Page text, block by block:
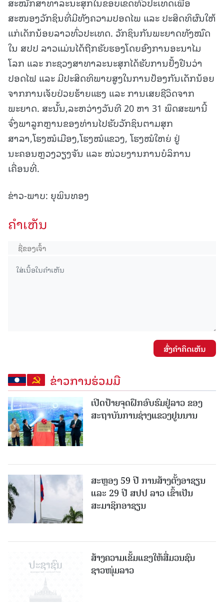
ສະໜອງວັກຊິນທີ່ມີທັງຄວາມປອດໄພ ແລະ ປະສິດທິຜົນໃຫ້
ແກ່ເດັກນ້ອຍລາວທົ່ວປະເທດ. ວັກຊິນກັນພະຍາດທັງໝົດ
ໃນ ສປປ ລາວແມ່ນໄດ້ຖືກຮັບຮອງໂດຍອົງການອະນາໄມ
ໂລກ ແລະ ກະຊວງສາທາລະນະສຸກໄດ້ຮັບການຢັ້ງຢືນວ່າ
ປອດໄຟ ແລະ ມີປະສິດທິພາບສູງໃນການປ້ອງກັນເດັກນ້ອຍ
ຈາກການເຈັບປ່ວຍຮ້າຍແຮງ ແລະ ການເສຍຊີວິດຈາກ
ພະຍາດ. ສະນັ້ນ,ລະຫວ່າງວັນທີ 20 ຫາ 31 ພຶດສະພານີ້
ຈົ່ງພາລູກຫຼານຂອງທ່ານໄປຮັບວັກຊິນຕາມສຸກ
ສາລາ,ໂຮງໝໍເມືອງ,ໂຮງໝໍແຂວງ, ໂຮງໝໍໃຫຍ່ ຢູ່
ນະຄອນຫຼວງວຽງຈັນ ແລະ ໜ່ວຍງານການບໍລິການ
ເຄື່ອນທີ່.
ຂ່າວ-ພາບ: ຍຸພິນທອງ
ຄໍາເຫັນ
ສົ່ງຄໍາຄິດເຫັນ
ຂ່າວການຮ່ວມມື
ເປີດປ້າຍຈຸດຝຶກອົບຮົມຢູ່ລາວ ຂອງ
ສະຖາບັນການຊ່າງແຂວງຢູນນານ
ສະຫຼອງ 59 ປີ ການສ້າງຕັ້ງອາຊຽນ
ແລະ 29 ປີ ສປປ ລາວ ເຂົ້າເປັນ
ສະມາຊິກອາຊຽນ
ສ້າງຄວາມເຂັ້ມແຂງໃຫ້ສື່ມວນຊົນ
ຊາວໜຸ່ມລາວ